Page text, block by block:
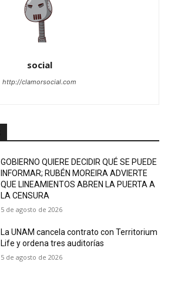
social
http://clamorsocial.com
GOBIERNO QUIERE DECIDIR QUÉ SE PUEDE
INFORMAR; RUBÉN MOREIRA ADVIERTE
QUE LINEAMIENTOS ABREN LA PUERTA A
LA CENSURA
5 de agosto de 2026
La UNAM cancela contrato con Territorium
Life y ordena tres auditorías
5 de agosto de 2026